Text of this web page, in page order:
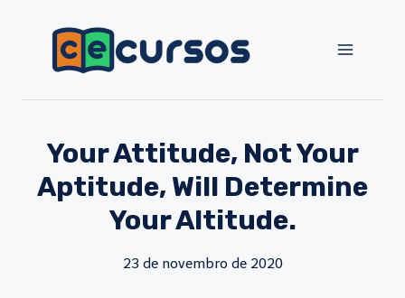
Your Attitude, Not Your
Aptitude, Will Determine
Your Altitude.
23 de novembro de 2020